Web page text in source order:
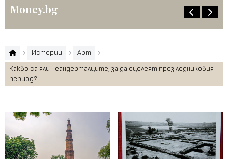
Money.bg
Истории
Арт
Какво са яли неандерталците, за да оцелеят през ледниковия
период?